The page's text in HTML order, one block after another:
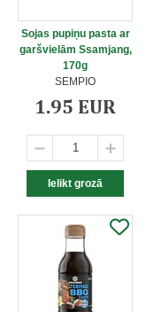
Sojas pupiņu pasta ar
garšvielām Ssamjang,
170g
SEMPIO
1.95 EUR